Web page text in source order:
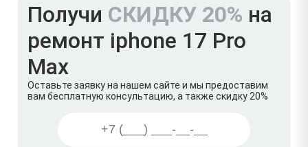
Получи СКИДКУ 20% на
ремонт iphone 17 Pro
Max
Оставьте заявку на нашем сайте и мы предоставим
вам бесплатную консультацию, а также скидку 20%